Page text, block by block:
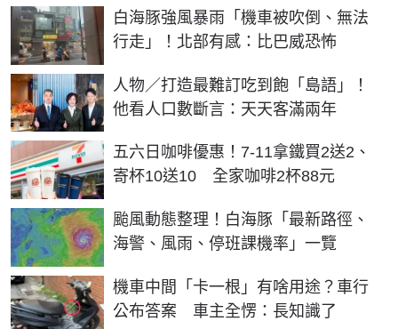
白海豚強風暴雨「機車被吹倒、無法
行走」！北部有感：比巴威恐怖
人物／打造最難訂吃到飽「島語」！
他看人口數斷言：天天客滿兩年
五六日咖啡優惠！7-11拿鐵買2送2、
寄杯10送10 全家咖啡2杯88元
颱風動態整理！白海豚「最新路徑、
海警、風雨、停班課機率」一覽
機車中間「卡一根」有啥用途？車行
公布答案 車主全愣：長知識了